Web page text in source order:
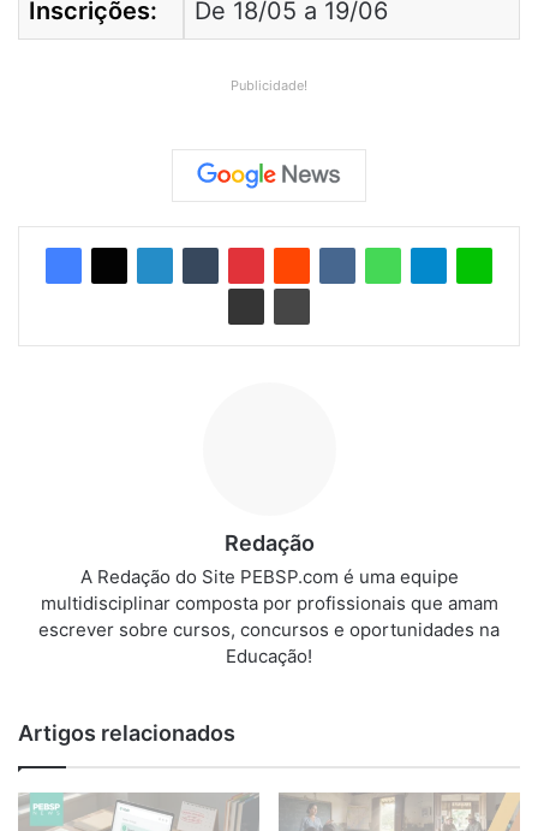
Inscrições: De 18/05 a 19/06
Publicidade!
Redação
A Redação do Site PEBSP.com é uma equipe
multidisciplinar composta por profissionais que amam
escrever sobre cursos, concursos e oportunidades na
Educação!
Artigos relacionados